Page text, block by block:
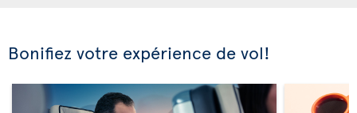
Bonifiez votre expérience de vol!